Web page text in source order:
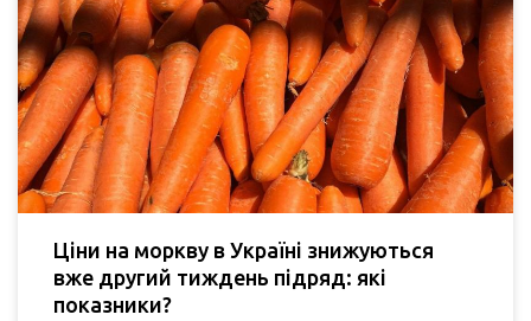
Ціни на моркву в Україні знижуються
вже другий тиждень підряд: які
показники?